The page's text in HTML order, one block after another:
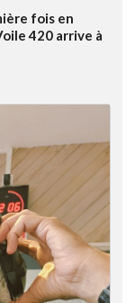
fois en
420 arrive à